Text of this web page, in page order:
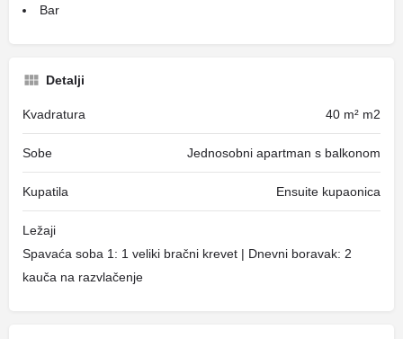
Bar
Detalji
Kvadratura 40 m² m2
Sobe Jednosobni apartman s balkonom
Kupatila Ensuite kupaonica
Ležaji
Spavaća soba 1: 1 veliki bračni krevet | Dnevni boravak: 2
kauča na razvlačenje